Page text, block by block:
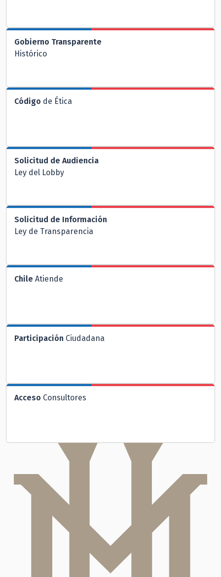
Gobierno Transparente
Histórico
Código de Ética
Solicitud de Audiencia
Ley del Lobby
Solicitud de Información
Ley de Transparencia
Chile Atiende
Participación Ciudadana
Acceso Consultores